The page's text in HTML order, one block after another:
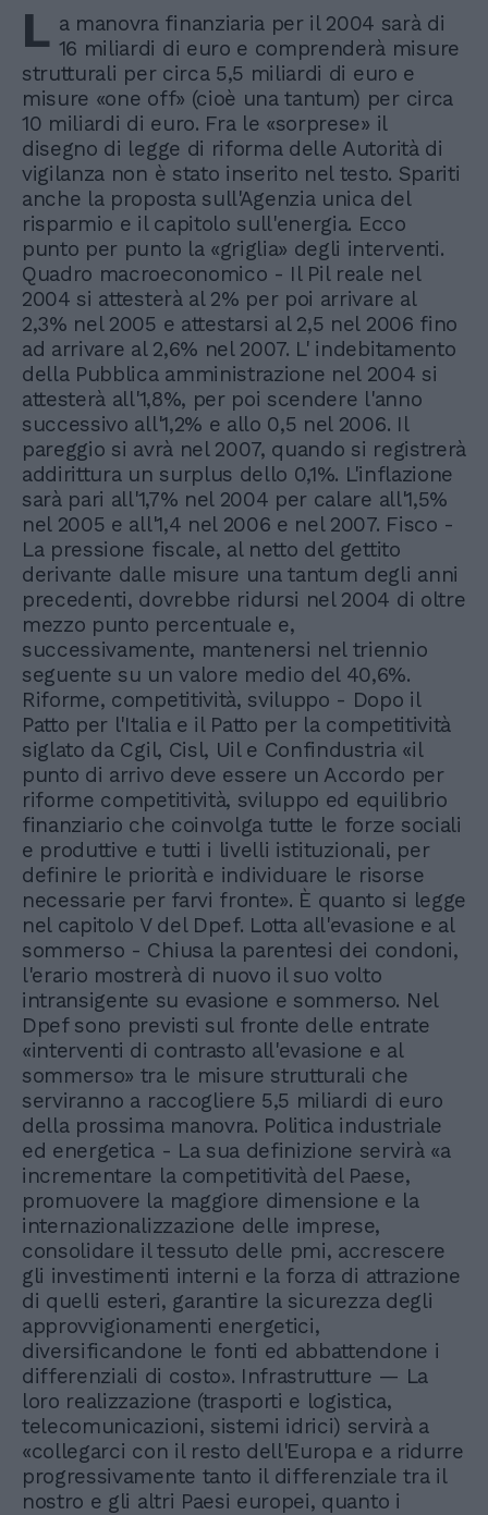
L a manovra finanziaria per il 2004 sarà di
16 miliardi di euro e comprenderà misure
strutturali per circa 5,5 miliardi di euro e
misure «one off» (cioè una tantum) per circa
10 miliardi di euro. Fra le «sorprese» il
disegno di legge di riforma delle Autorità di
vigilanza non è stato inserito nel testo. Spariti
anche la proposta sull'Agenzia unica del
risparmio e il capitolo sull'energia. Ecco
punto per punto la «griglia» degli interventi.
Quadro macroeconomico - Il Pil reale nel
2004 si attesterà al 2% per poi arrivare al
2,3% nel 2005 e attestarsi al 2,5 nel 2006 fino
ad arrivare al 2,6% nel 2007. L' indebitamento
della Pubblica amministrazione nel 2004 si
attesterà all'1,8%, per poi scendere l'anno
successivo all'1,2% e allo 0,5 nel 2006. Il
pareggio si avrà nel 2007, quando si registrerà
addirittura un surplus dello 0,1%. L'inflazione
sarà pari all'1,7% nel 2004 per calare all'1,5%
nel 2005 e all'1,4 nel 2006 e nel 2007. Fisco -
La pressione fiscale, al netto del gettito
derivante dalle misure una tantum degli anni
precedenti, dovrebbe ridursi nel 2004 di oltre
mezzo punto percentuale e,
successivamente, mantenersi nel triennio
seguente su un valore medio del 40,6%.
Riforme, competitività, sviluppo - Dopo il
Patto per l'Italia e il Patto per la competitività
siglato da Cgil, Cisl, Uil e Confindustria «il
punto di arrivo deve essere un Accordo per
riforme competitività, sviluppo ed equilibrio
finanziario che coinvolga tutte le forze sociali
e produttive e tutti i livelli istituzionali, per
definire le priorità e individuare le risorse
necessarie per farvi fronte». È quanto si legge
nel capitolo V del Dpef. Lotta all'evasione e al
sommerso - Chiusa la parentesi dei condoni,
l'erario mostrerà di nuovo il suo volto
intransigente su evasione e sommerso. Nel
Dpef sono previsti sul fronte delle entrate
«interventi di contrasto all'evasione e al
sommerso» tra le misure strutturali che
serviranno a raccogliere 5,5 miliardi di euro
della prossima manovra. Politica industriale
ed energetica - La sua definizione servirà «a
incrementare la competitività del Paese,
promuovere la maggiore dimensione e la
internazionalizzazione delle imprese,
consolidare il tessuto delle pmi, accrescere
gli investimenti interni e la forza di attrazione
di quelli esteri, garantire la sicurezza degli
approvvigionamenti energetici,
diversificandone le fonti ed abbattendone i
differenziali di costo». Infrastrutture — La
loro realizzazione (trasporti e logistica,
telecomunicazioni, sistemi idrici) servirà a
«collegarci con il resto dell'Europa e a ridurre
progressivamente tanto il differenziale tra il
nostro e gli altri Paesi europei, quanto i